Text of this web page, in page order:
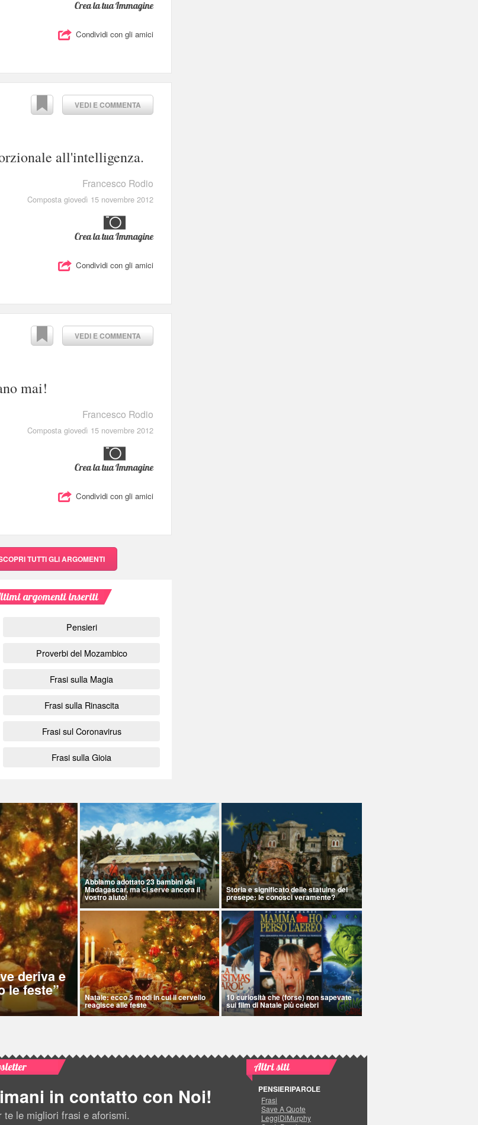
Crea la tua Immagine
Condividi con gli amici
VEDI E COMMENTA
all'intelligenza.
Francesco Rodio
Composta giovedì 15 novembre 2012
Crea la tua Immagine
Condividi con gli amici
VEDI E COMMENTA
mai!
Francesco Rodio
Composta giovedì 15 novembre 2012
Crea la tua Immagine
Condividi con gli amici
TUTTI GLI ARGOMENTI
argomenti inseriti
Pensieri
Proverbi del Mozambico
Frasi sulla Magia
Frasi sulla Rinascita
Frasi sul Coronavirus
Frasi sulla Gioia
deriva e
le feste”
Abbiamo adottato 23 bambini del
Madagascar, ma ci serve ancora il
vostro aiuto!
Storia e significato delle statuine del
presepe: le conosci veramente?
Natale: ecco 5 modi in cui il cervello
reagisce alle feste
10 curiosità che (forse) non sapevate
sui film di Natale più celebri
in contatto con Noi!
te le migliori frasi e aforismi.
Altri siti
PENSIERIPAROLE
Frasi
Save A Quote
LeggiDiMurphy